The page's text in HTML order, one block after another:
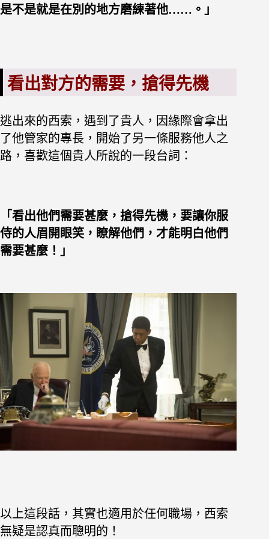
是不是就是在別的地方磨練著他……。」
看出對方的需要，搶得先機
逃出來的西索，遇到了貴人，因緣際會拿出
了他管家的專長，開始了另一條服務他人之
路，喜歡這個貴人所說的一段台詞：
「看出他們需要甚麼，搶得先機，要讓你服
侍的人眉開眼笑，瞭解他們，才能明白他們
需要甚麼！」
以上這段話，其實也適用於任何職場， 西索
無疑是認真而聰明的！